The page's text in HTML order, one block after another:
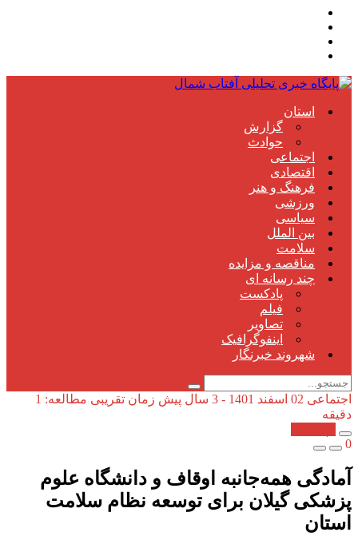
استان
گزارش
حوادث
اجتماعی
اقتصادی
فرهنگ و هنر
ورزشی
سیاسی
بین الملل
سلامت
مناقصه و مزایده
چند رسانه ای
پادکست
فیلم
تصاویر
اینفوگرافیک
شهروند خبرنگار
اجتماعی 02 اسفند 1401 - 3 سال پیش
زمان تقریبی مطالعه: 1
دقیقه
0
آمادگی همه‌جانبه اوقاف و دانشگاه علوم
پزشکی گیلان برای توسعه نظام سلامت
استان